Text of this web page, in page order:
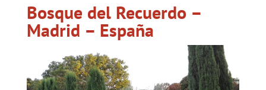
Bosque del Recuerdo –
Madrid – España